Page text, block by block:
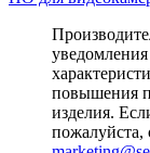
повышения
изделия.
пожалуйста,